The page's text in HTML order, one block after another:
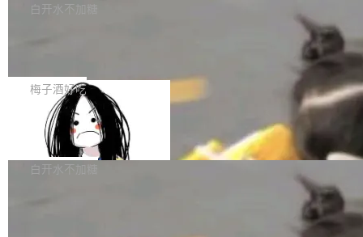
P）！这一里程碑不仅标志着 Fluss 迈入新的发
长期停止内容更新，未能实现其作为“AI版维基百
提交的编辑请求也长期处于待处理状态。 Groki
pedia 于去年底上线，定位为由人工智能生成内
容的百科平台，被马斯克视为传统众包百科网站
维基百科的替代方案。Lawfare 调查发现，无论
热门页面还是低关注度页面，均未出现近期更
白开水不加糖
是这样的：配 MessageSource 的 Bean、写 R
eloadableResourceBundleMessageSource、
声明 LocaleResolver、注册 LocaleChangeInt
erceptor…五六步之后才能看到第一行翻译文
本。 Solon 换了个方式。整个 i18n 模块围绕三
梅子酒好吃
Apache Doris 4.1 全面增强 Iceberg：
支持 UPDATE、MERGE INTO 与 Iceb
erg V3
Apache Doris 4.1 要补齐的，正是缺失的那一
半。在已有查询能力的基础上，Doris 进一步支
白开水不加糖